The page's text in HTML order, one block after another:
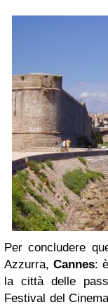
Per concludere
Azzurra, Cannes:
la città delle
Festival del